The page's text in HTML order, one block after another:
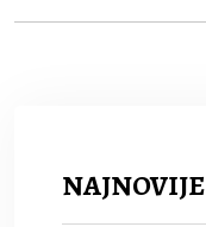
NAJNOVIJE